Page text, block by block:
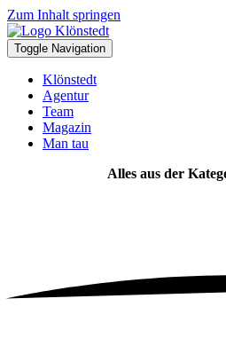
Zum Inhalt springen
Toggle Navigation
Klönstedt
Agentur
Team
Magazin
Man tau
Alles aus der